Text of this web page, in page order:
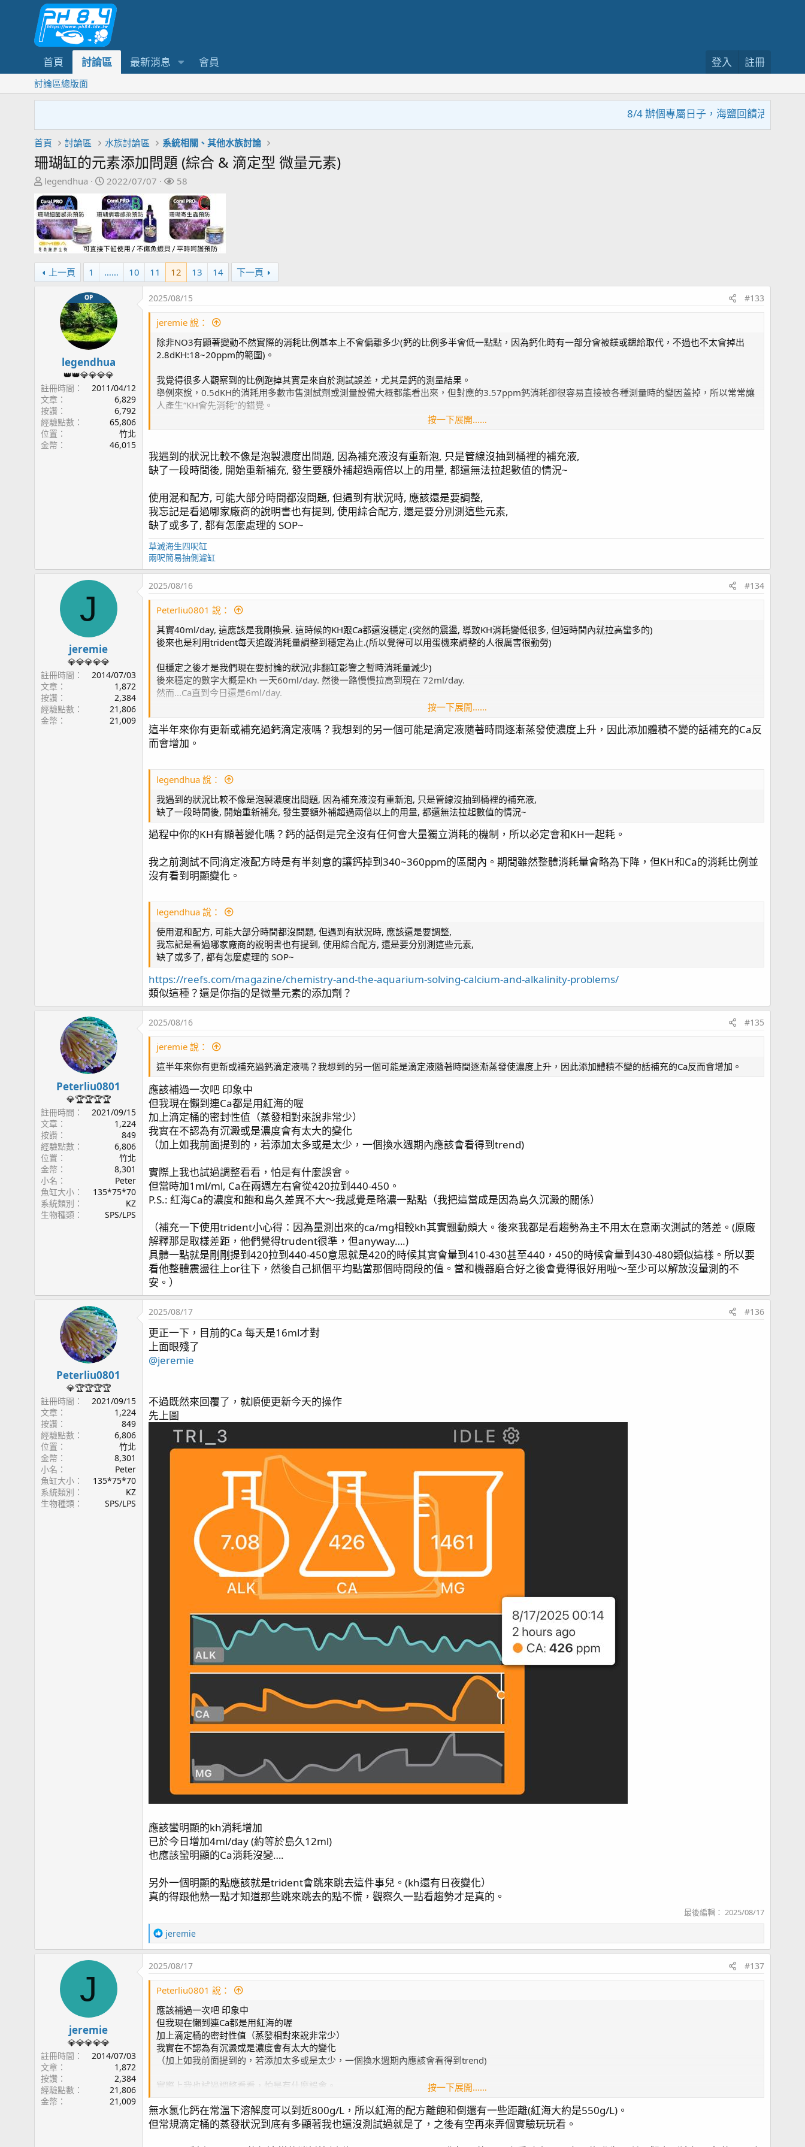
首頁 討論區 最新消息 會員 登入 註冊
討論區總版面
8/4 辦個專屬日子，海鹽回饋活動，大家趕
首頁 討論區 水族討論區 系統相關、其他水族討論
珊瑚缸的元素添加問題 (綜合 & 滴定型 微量元素)
主
題
發
起
人
legendhua
開
始
日
期
2022/07/07
關
注
者
58
上一頁 1 …… 10 11 12 13 14 下一頁
OP
legendhua
👑👑💎💎💎💎
註冊時間
2011/04/12
文章
6,829
按讚
6,792
經驗點數
65,806
位置
竹北
金幣
46,015
2025/08/15 #133
jeremie 說：
除非NO3有顯著變動不然實際的消耗比例基本上不會偏離多少(鈣的比例多半會低一點點，因為鈣化時有一部分會被鎂或鍶給取代，不過也不太會掉出
2.8dKH:18~20ppm的範圍)。
我覺得很多人觀察到的比例跑掉其實是來自於測試誤差，尤其是鈣的測量結果。
舉例來說，0.5dKH的消耗用多數市售測試劑或測量設備大概都能看出來，但對應的3.57ppm鈣消耗卻很容易直接被各種測量時的變因蓋掉，所以常常讓
人產生“KH會先消耗”的錯覺。
我其實現在會反倒比較推薦用KH的消耗來同步調整兩者的添加量，以避免掉一些雜訊所造成的干擾，至於鈣則是靠長期趨勢來調整即可。
這個現象常常會導致鈣的消耗比例出現實務上不可能發生的偏高狀況，而且在臺灣這種潮濕氣候下又會更嚴重。
之後我可能會再試試看用體積來算會不會穩定一點，因為比起重量，體積會比較不容易受吸濕影響。只是不同來源的氯化鈣粒徑也有一定的差異，我也
不太確定這因素影響到底有多大。
按一下展開……
我遇到的狀況比較不像是泡製濃度出問題, 因為補充液沒有重新泡, 只是管線沒抽到桶裡的補充液,
缺了一段時間後, 開始重新補充, 發生要額外補超過兩倍以上的用量, 都還無法拉起數值的情況~
使用混和配方, 可能大部分時間都沒問題, 但遇到有狀況時, 應該還是要調整,
我忘記是看過哪家廠商的說明書也有提到, 使用綜合配方, 還是要分別測這些元素,
缺了或多了, 都有怎麼處理的 SOP~
草滅海生四呎缸
兩呎簡易抽側濾缸
J
jeremie
💎💎💎💎💎
註冊時間
2014/07/03
文章
1,872
按讚
2,384
經驗點數
21,806
金幣
21,009
2025/08/16 #134
Peterliu0801 說：
其實40ml/day, 這應該是我剛換景. 這時候的KH跟Ca都還沒穩定.(突然的震盪, 導致KH消耗變低很多, 但短時間內就拉高蠻多的)
後來也是利用trident每天追蹤消耗量調整到穩定為止.(所以覺得可以用蛋機來調整的人很厲害很勤勞)
但穩定之後才是我們現在要討論的狀況(非翻缸影響之暫時消耗量減少)
後來穩定的數字大概是Kh 一天60ml/day. 然後一路慢慢拉高到現在 72ml/day.
然而...Ca直到今日還是6ml/day.
雖然實務上沒有太大的問題就是了.
也許其他添加品中有Ca吧, 我只能這麼想了.
我是沒有照比例調整過. (因為真的差有點多)
但這篇其實就是我平常做調整的方式了:https://www.ph84.idv.tw/forum/threads/372811/post-3858367
老實說, 我自己的觀察是每天提高1ml的Ca添加量都能觀察到trend up, 時間可能差不多一兩個禮拜就能觀察出來了.
我的穩定不穩定也是大概這樣看. 但現在有點擔心是不是給不夠多所以珊瑚沒吃, 有時候剛好在一個動態平衡?
畢竟拉了12ml KH, Ca都沒加過.
按一下展開……
這半年來你有更新或補充過鈣滴定液嗎？我想到的另一個可能是滴定液隨著時間逐漸蒸發使濃度上升，因此添加體積不變的話補充的Ca反
而會增加。
legendhua 說：
我遇到的狀況比較不像是泡製濃度出問題, 因為補充液沒有重新泡, 只是管線沒抽到桶裡的補充液,
缺了一段時間後, 開始重新補充, 發生要額外補超過兩倍以上的用量, 都還無法拉起數值的情況~
過程中你的KH有顯著變化嗎？鈣的話倒是完全沒有任何會大量獨立消耗的機制，所以必定會和KH一起耗。
我之前測試不同滴定液配方時是有半刻意的讓鈣掉到340~360ppm的區間內。期間雖然整體消耗量會略為下降，但KH和Ca的消耗比例並
沒有看到明顯變化。
legendhua 說：
使用混和配方, 可能大部分時間都沒問題, 但遇到有狀況時, 應該還是要調整,
我忘記是看過哪家廠商的說明書也有提到, 使用綜合配方, 還是要分別測這些元素,
缺了或多了, 都有怎麼處理的 SOP~
https://reefs.com/magazine/chemistry-and-the-aquarium-solving-calcium-and-alkalinity-problems/
類似這種？還是你指的是微量元素的添加劑？
Peterliu0801
💎🏆🏆🏆🏆
註冊時間
2021/09/15
文章
1,224
按讚
849
經驗點數
6,806
位置
竹北
金幣
8,301
小名
Peter
魚缸大小
135*75*70
系統類別
KZ
生物種類
SPS/LPS
2025/08/16 #135
jeremie 說：
這半年來你有更新或補充過鈣滴定液嗎？我想到的另一個可能是滴定液隨著時間逐漸蒸發使濃度上升，因此添加體積不變的話補充的Ca反而會增加。
應該補過一次吧 印象中
但我現在懶到連Ca都是用紅海的喔
加上滴定桶的密封性值（蒸發相對來說非常少）
我實在不認為有沉澱或是濃度會有太大的變化
（加上如我前面提到的，若添加太多或是太少，一個換水週期內應該會看得到trend)
實際上我也試過調整看看，怕是有什麼誤會。
但當時加1ml/ml, Ca在兩週左右會從420拉到440-450。
P.S.: 紅海Ca的濃度和飽和島久差異不大～我感覺是略濃一點點（我把這當成是因為島久沉澱的關係）
（補充一下使用trident小心得：因為量測出來的ca/mg相較kh其實飄動頗大。後來我都是看趨勢為主不用太在意兩次測試的落差。(原廠
解釋那是取樣差距，他們覺得trudent很準，但anyway….)
具體一點就是剛剛提到420拉到440-450意思就是420的時候其實會量到410-430甚至440，450的時候會量到430-480類似這樣。所以要
看他整體震盪往上or往下，然後自己抓個平均點當那個時間段的值。當和機器磨合好之後會覺得很好用啦～至少可以解放沒量測的不
安。）
Peterliu0801
💎🏆🏆🏆🏆
註冊時間
2021/09/15
文章
1,224
按讚
849
經驗點數
6,806
位置
竹北
金幣
8,301
小名
Peter
魚缸大小
135*75*70
系統類別
KZ
生物種類
SPS/LPS
2025/08/17 #136
更正一下，目前的Ca 每天是16ml才對
上面眼殘了
@jeremie
不過既然來回覆了，就順便更新今天的操作
先上圖
應該蠻明顯的kh消耗增加
已於今日增加4ml/day (約等於島久12ml)
也應該蠻明顯的Ca消耗沒變….
另外一個明顯的點應該就是trident會跳來跳去這件事兒。(kh還有日夜變化）
真的得跟他熟一點才知道那些跳來跳去的點不慌，觀察久一點看趨勢才是真的。
最後編輯： 2025/08/17
R
e
a
c
i
n
s
：
jeremie
J
jeremie
💎💎💎💎💎
註冊時間
2014/07/03
文章
1,872
按讚
2,384
經驗點數
21,806
金幣
21,009
2025/08/17 #137
Peterliu0801 說：
應該補過一次吧 印象中
但我現在懶到連Ca都是用紅海的喔
加上滴定桶的密封性值（蒸發相對來說非常少）
我實在不認為有沉澱或是濃度會有太大的變化
（加上如我前面提到的，若添加太多或是太少，一個換水週期內應該會看得到trend)
實際上我也試過調整看看，怕是有什麼誤會。
P.S.: 紅海Ca的濃度和飽和島久差異不大～我感覺是略濃一點點（我把這當成是因為島久沉澱的關係）
按一下展開……
無水氯化鈣在常溫下溶解度可以到近800g/L，所以紅海的配方離飽和倒還有一些距離(紅海大約是550g/L)。
但常規滴定桶的蒸發狀況到底有多顯著我也還沒測試過就是了，之後有空再來弄個實驗玩玩看。